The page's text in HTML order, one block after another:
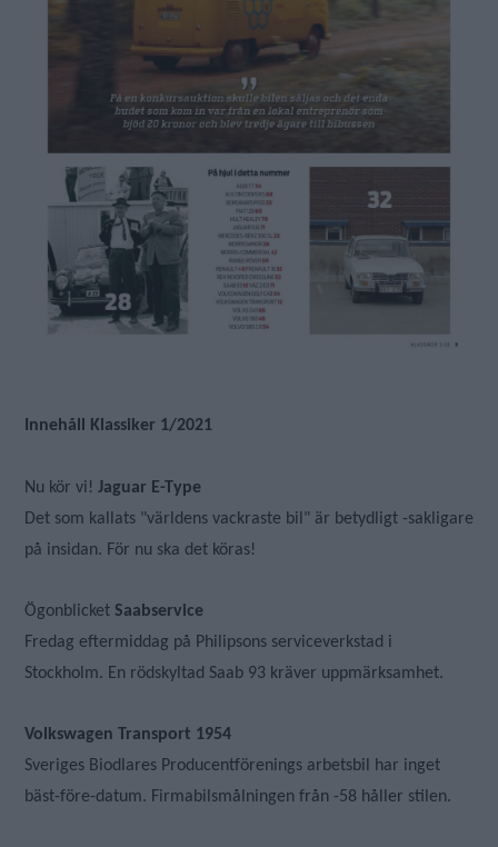
Innehåll Klassiker 1/2021
Nu kör vi! Jaguar E-Type
Det som kallats "världens vackraste bil" är betydligt -sakligare
på insidan. För nu ska det köras!
Ögonblicket Saabservice
Fredag eftermiddag på Philipsons serviceverkstad i
Stockholm. En rödskyltad Saab 93 kräver uppmärksamhet.
Volkswagen Transport 1954
Sveriges Biodlares Producentförenings arbetsbil har inget
bäst-före-datum. Firmabilsmålningen från -58 håller stilen.